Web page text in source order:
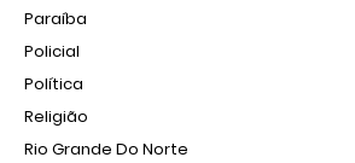
Paraíba
Policial
Política
Religião
Rio Grande Do Norte